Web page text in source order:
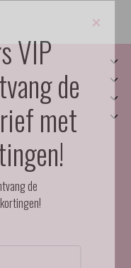
×
VIP
de
met
de